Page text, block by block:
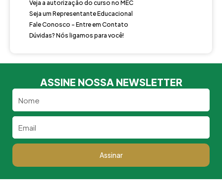
Veja a autorização do curso no MEC
Seja um Representante Educacional
Fale Conosco - Entre em Contato
Dúvidas? Nós ligamos para você!
ASSINE NOSSA NEWSLETTER
Assinar